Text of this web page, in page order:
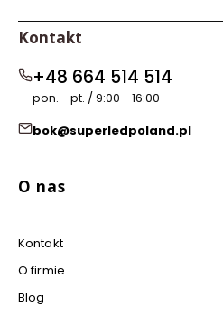
Kontakt
+48 664 514 514
pon. - pt. / 9:00 - 16:00
bok@superledpoland.pl
Linki w stopce
O nas
Kontakt
O firmie
Blog